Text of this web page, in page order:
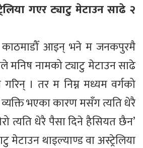
गएर ट्याटु मेटाउन साढे २
काठमाडौँ आइन् भने म जनकपुरमै
मनिष नामको ट्याटु मेटाउन साढे
। तर म निम्न मध्यम वर्गको
भएका कारण मसँग त्यति धेरै
त्यति धेरै पैसा दिने हैसियत छैन’
मेटाउन थाइल्याण्ड वा अस्ट्रेलिया